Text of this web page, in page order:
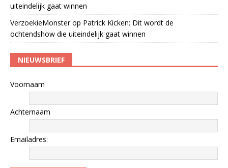
uiteindelijk gaat winnen
VerzoekieMonsterop Patrick Kicken: Dit wordt de
ochtendshow die uiteindelijk gaat winnen
NIEUWSBRIEF
Voornaam
Achternaam
Emailadres: